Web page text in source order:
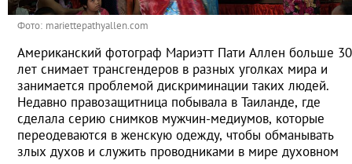
Фото: mariettepathyallen.com
Американский фотограф Мариэтт Пати Аллен больше 30
лет снимает трансгендеров в разных уголках мира и
занимается проблемой дискриминации таких людей.
Недавно правозащитница побывала в Таиланде, где
сделала серию снимков мужчин-медиумов, которые
переодеваются в женскую одежду, чтобы обманывать
злых духов и служить проводниками в мире духовном